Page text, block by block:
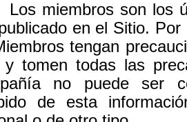
Los miembros son los
en el Sitio.
tengan
y tomen todas las
no puede ser
de esta